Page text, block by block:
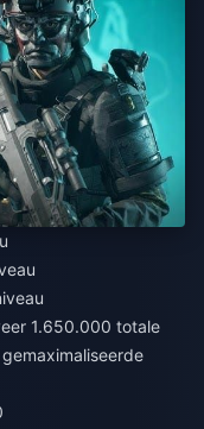
1.650.000 totale